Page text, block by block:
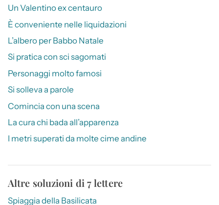
Un Valentino ex centauro
È conveniente nelle liquidazioni
L’albero per Babbo Natale
Si pratica con sci sagomati
Personaggi molto famosi
Si solleva a parole
Comincia con una scena
La cura chi bada all’apparenza
I metri superati da molte cime andine
Altre soluzioni di 7 lettere
Spiaggia della Basilicata